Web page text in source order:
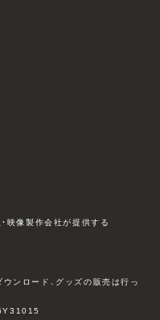
映像製作会社が提供する
ウンロード、グッズの販売は行っ